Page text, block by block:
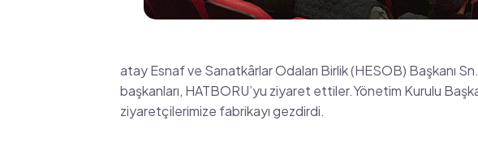
atay Esnaf ve Sanatkârlar Odaları Birlik (HESOB) Başkanı
başkanları, HATBORU’yu ziyaret ettiler.Yönetim Kurulu
ziyaretçilerimize fabrikayı gezdirdi.